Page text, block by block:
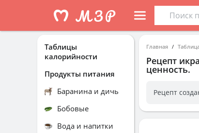
Главная
Рецепт
ценность.
Рецепт
Таблицы
калорийности
Продукты питания
Баранина и дичь
Бобовые
Вода и напитки